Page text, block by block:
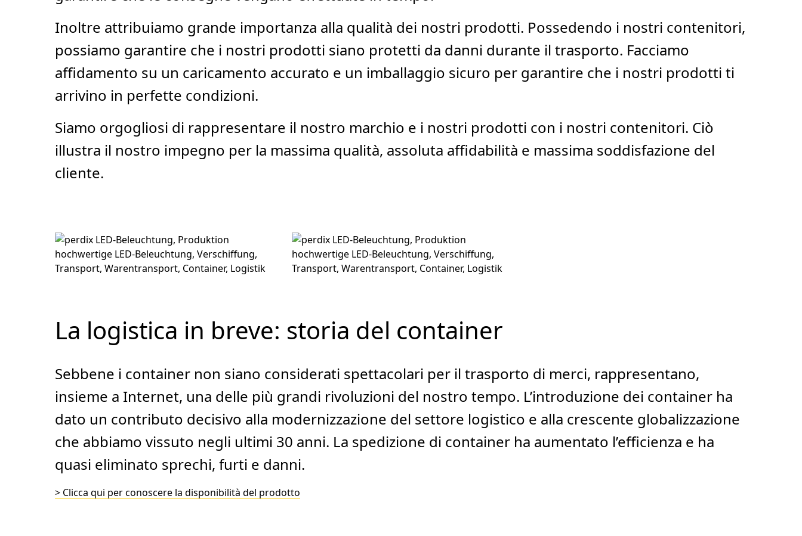
Inoltre attribuiamo grande importanza alla qualità dei nostri prodotti. Possedendo i nostri contenitori,
possiamo garantire che i nostri prodotti siano protetti da danni durante il trasporto. Facciamo
affidamento su un caricamento accurato e un imballaggio sicuro per garantire che i nostri prodotti ti
arrivino in perfette condizioni.
Siamo orgogliosi di rappresentare il nostro marchio e i nostri prodotti con i nostri contenitori. Ciò
illustra il nostro impegno per la massima qualità, assoluta affidabilità e massima soddisfazione del
cliente.
La logistica in breve: storia del container
Sebbene i container non siano considerati spettacolari per il trasporto di merci, rappresentano,
insieme a Internet, una delle più grandi rivoluzioni del nostro tempo. L’introduzione dei container ha
dato un contributo decisivo alla modernizzazione del settore logistico e alla crescente globalizzazione
che abbiamo vissuto negli ultimi 30 anni. La spedizione di container ha aumentato l’efficienza e ha
quasi eliminato sprechi, furti e danni.
> Clicca qui per conoscere la disponibilità del prodotto